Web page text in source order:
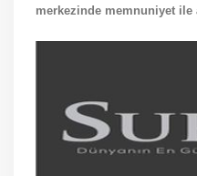
merkezinde memnuniyet